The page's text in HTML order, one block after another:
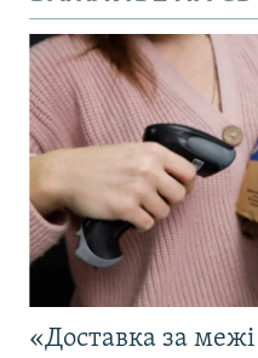
«Доставка за